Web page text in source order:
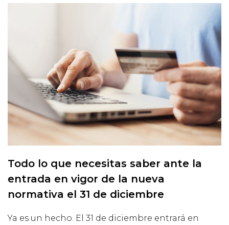
Todo lo que necesitas saber ante la
entrada en vigor de la nueva
normativa el 31 de diciembre
Ya es un hecho. El 31 de diciembre entrará en